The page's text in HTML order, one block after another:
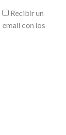
Recibir un
email con los